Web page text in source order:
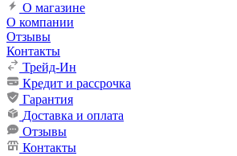
О магазине
О компании
Отзывы
Контакты
Трейд-Ин
Кредит и рассрочка
Гарантия
Доставка и оплата
Отзывы
Контакты